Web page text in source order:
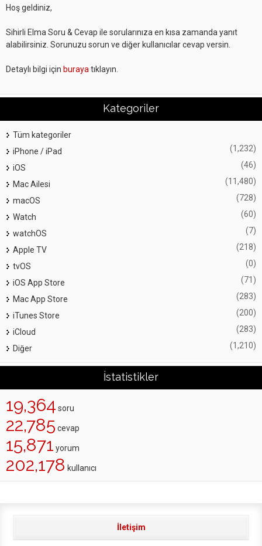
Hoş geldiniz,
Sihirli Elma Soru & Cevap ile sorularınıza en kısa zamanda yanıt
alabilirsiniz. Sorunuzu sorun ve diğer kullanıcılar cevap versin.
Detaylı bilgi için buraya tıklayın.
Kategoriler
Tüm kategoriler
iPhone / iPad
(1,232)
iOS (46)
Mac Ailesi (11,480)
macOS (728)
Watch (60)
watchOS (7)
Apple TV (218)
tvOS (0)
iOS App Store (71)
Mac App Store (283)
iTunes Store (200)
iCloud (283)
Diğer (1,210)
İstatistikler
19,364 soru
22,785 cevap
15,871 yorum
202,178 kullanıcı
İletişim